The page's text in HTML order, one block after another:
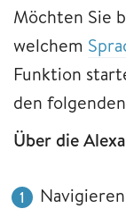
Möchten Sie
welchem
Funktion
den
Über die